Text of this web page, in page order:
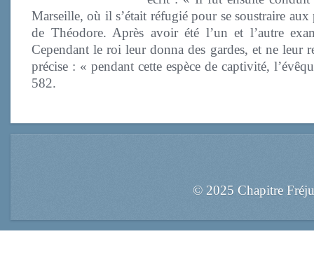
Marseille, où il s’était réfugié pour se soustraire
de Théodore. Après avoir été l’un et l’autre
Cependant le roi leur donna des gardes, et ne
précise : « pendant cette espèce de captivité,
582.
© 2025 Chapitre